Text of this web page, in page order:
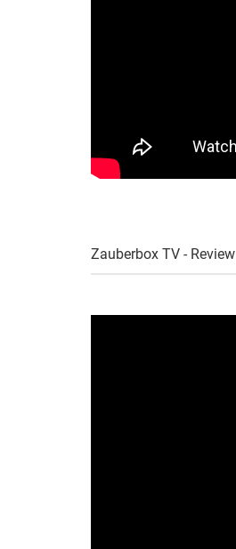
Zauberbox TV - Review